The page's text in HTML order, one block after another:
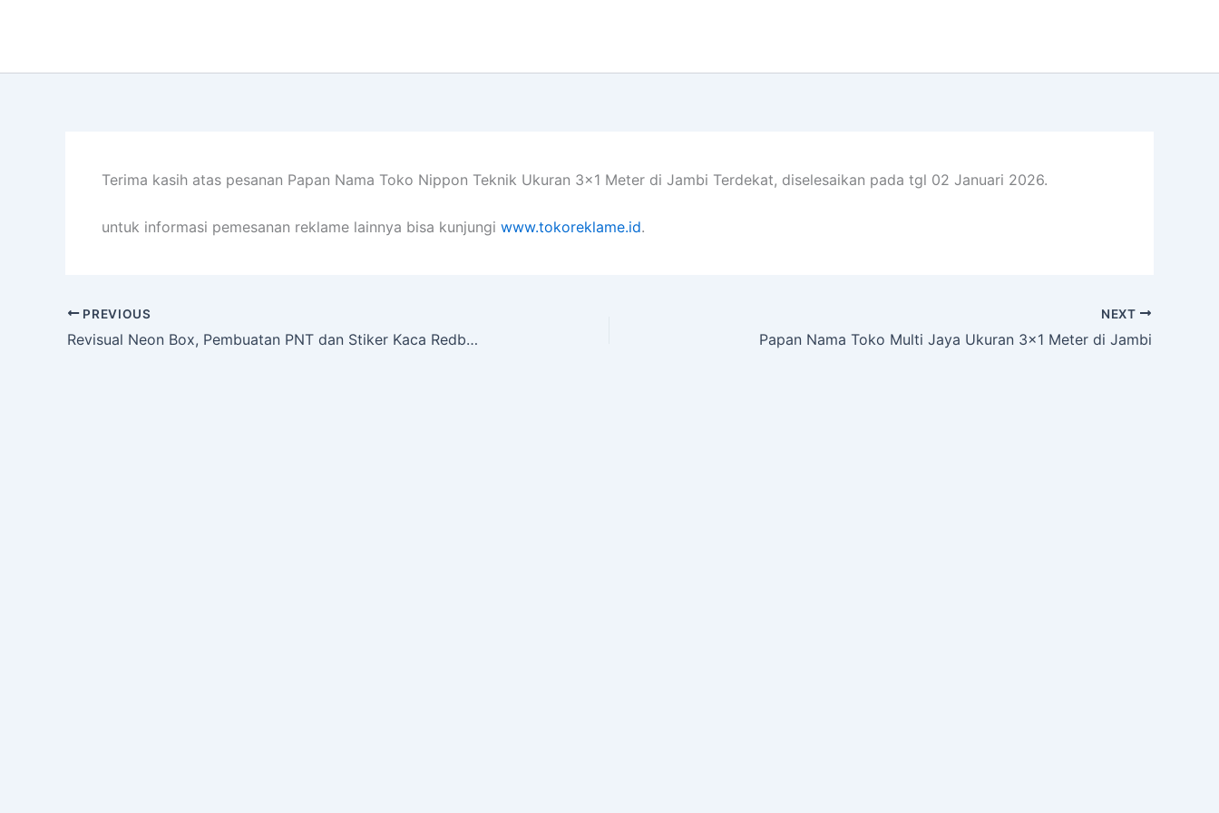
Terima kasih atas pesanan Papan Nama Toko Nippon Teknik Ukuran 3×1 Meter di Jambi Terdekat, diselesaikan pada tgl 02 Januari 2026.
untuk informasi pemesanan reklame lainnya bisa kunjungi www.tokoreklame.id.
PREVIOUS
Revisual Neon Box, Pembuatan PNT dan Stiker Kaca Redbus PT. Ibibo di Palembang
NEXT
Papan Nama Toko Multi Jaya Ukuran 3×1 Meter di Jambi